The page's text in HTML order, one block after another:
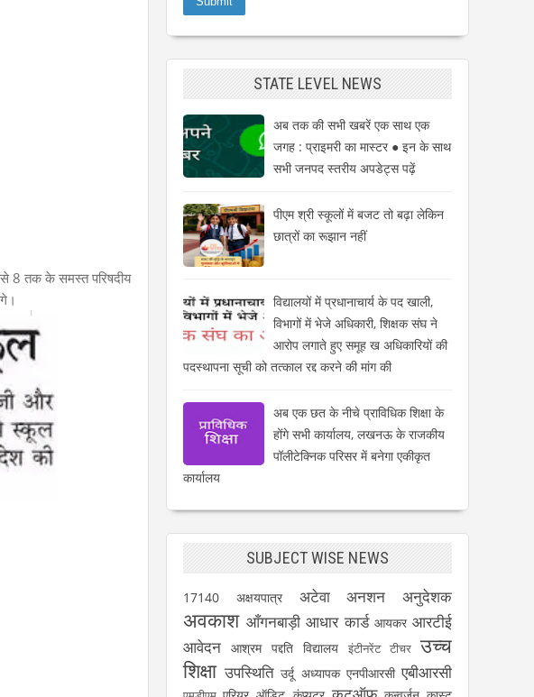
से 8 तक के समस्त परिषदीय
STATE LEVEL NEWS
अब तक की सभी खबरें एक साथ एक
जगह : प्राइमरी का मास्टर ● इन के साथ
सभी जनपद स्तरीय अपडेट्स पढ़ें
पीएम श्री स्कूलों में बजट तो बढ़ा लेकिन
छात्रों का रूझान नहीं
विद्यालयों में प्रधानाचार्य के पद खाली,
विभागों में भेजे अधिकारी, शिक्षक संघ ने
आरोप लगाते हुए समूह ख अधिकारियों की
पदस्थापना सूची को तत्काल रद्द करने की मांग की
अब एक छत के नीचे प्राविधिक शिक्षा के
होंगे सभी कार्यालय, लखनऊ के राजकीय
पॉलीटेक्निक परिसर में बनेगा एकीकृत
कार्यालय
SUBJECT WISE NEWS
17140 अक्षयपात्र अटेवा अनशन अनुदेशक
अवकाश आँगनबाड़ी आधार कार्ड आयकर आरटीई
आवेदन आश्रम पद्दति विद्यालय इंटीनरेंट टीचर उच्च
शिक्षा उपस्थिति उर्दू अध्यापक एनपीआरसी एबीआरसी